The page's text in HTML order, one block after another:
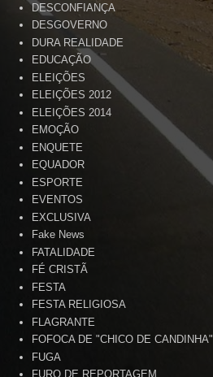
DESCONFIANÇA
DESGOVERNO
DURA REALIDADE
EDUCAÇÃO
ELEIÇÕES
ELEIÇÕES 2012
ELEIÇÕES 2014
EMOÇÃO
ENQUETE
EQUADOR
ESPORTE
EVENTOS
EXCLUSIVA
Fake News
FATALIDADE
FÉ CRISTÃ
FESTA
FESTA RELIGIOSA
FLAGRANTE
FOFOCA DE "CHICO DE CANDINHA"
FUGA
FURO DE REPORTAGEM